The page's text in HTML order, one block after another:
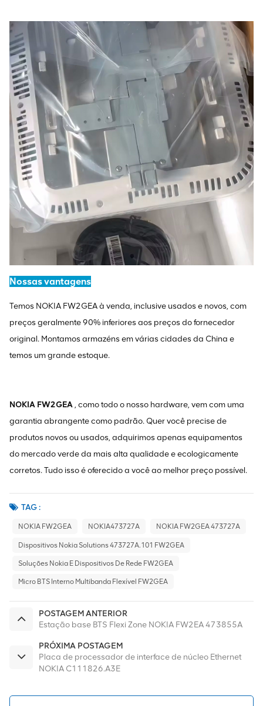
Nossas vantagens
Temos NOKIA FW2GEA à venda, inclusive usados ​​e novos, com
preços geralmente 90% inferiores aos preços do fornecedor
original. Montamos armazéns em várias cidades da China e
temos um grande estoque.
NOKIA FW2GEA, como todo o nosso hardware, vem com uma
garantia abrangente como padrão. Quer você precise de
produtos novos ou usados, adquirimos apenas equipamentos
do mercado verde da mais alta qualidade e ecologicamente
corretos. Tudo isso é oferecido a você ao melhor preço possível.
TAG :
NOKIA FW2GEA NOKIA473727A NOKIA FW2GEA 473727A
Dispositivos Nokia Solutions 473727A.101 FW2GEA
Soluções Nokia E Dispositivos De Rede FW2GEA
Micro BTS Interno Multibanda Flexível FW2GEA
POSTAGEM ANTERIOR
Estação base BTS Flexi Zone NOKIA FW2EA 473855A
PRÓXIMA POSTAGEM
Placa de processador de interface de núcleo Ethernet
NOKIA C111826.A3E